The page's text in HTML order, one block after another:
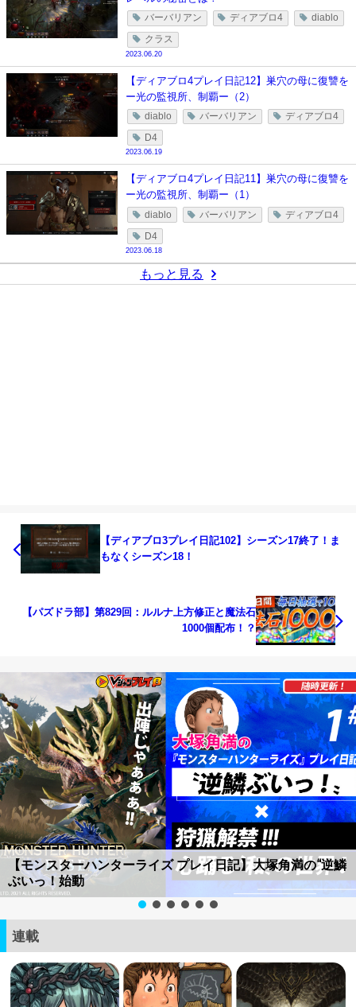
バーバリアン ディアブロ4 diablo
クラス
2023.06.20
【ディアブロ4プレイ日記12】巣穴の母に復讐を
ー光の監視所、制覇ー（2）
diablo バーバリアン ディアブロ4
D4
2023.06.19
【ディアブロ4プレイ日記11】巣穴の母に復讐を
ー光の監視所、制覇ー（1）
diablo バーバリアン ディアブロ4
D4
2023.06.18
もっと見る
【ディアブロ3プレイ日記102】シーズン17終了！ま
もなくシーズン18！
【パズドラ部】第829回：ルルナ上方修正と魔法石
1000個配布！？
【モンスターハンターライズ プレイ日記】大塚角満の“逆鱗
ぶいっ！始動
連載